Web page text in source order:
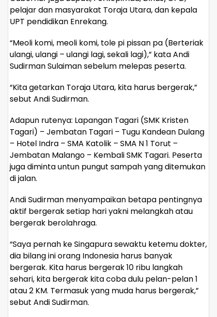
pelajar dan masyarakat Toraja Utara, dan kepala
UPT pendidikan Enrekang.
“Meoli komi, meoli komi, tole pi pissan pa (Berteriak
ulangi, ulangi – ulangi lagi, sekali lagi),” kata Andi
Sudirman Sulaiman sebelum melepas peserta.
“Kita getarkan Toraja Utara, kita harus bergerak,”
sebut Andi Sudirman.
Adapun rutenya: Lapangan Tagari (SMK Kristen
Tagari) – Jembatan Tagari – Tugu Kandean Dulang
– Hotel Indra – SMA Katolik – SMA N 1 Torut –
Jembatan Malango – Kembali SMK Tagari. Peserta
juga diminta untun pungut sampah yang ditemukan
di jalan.
Andi Sudirman menyampaikan betapa pentingnya
aktif bergerak setiap hari yakni melangkah atau
bergerak berolahraga.
“Saya pernah ke Singapura sewaktu ketemu dokter,
dia bilang ini orang Indonesia harus banyak
bergerak. Kita harus bergerak 10 ribu langkah
sehari, kita bergerak kita coba dulu pelan-pelan 1
atau 2 KM. Termasuk yang muda harus bergerak,”
sebut Andi Sudirman.